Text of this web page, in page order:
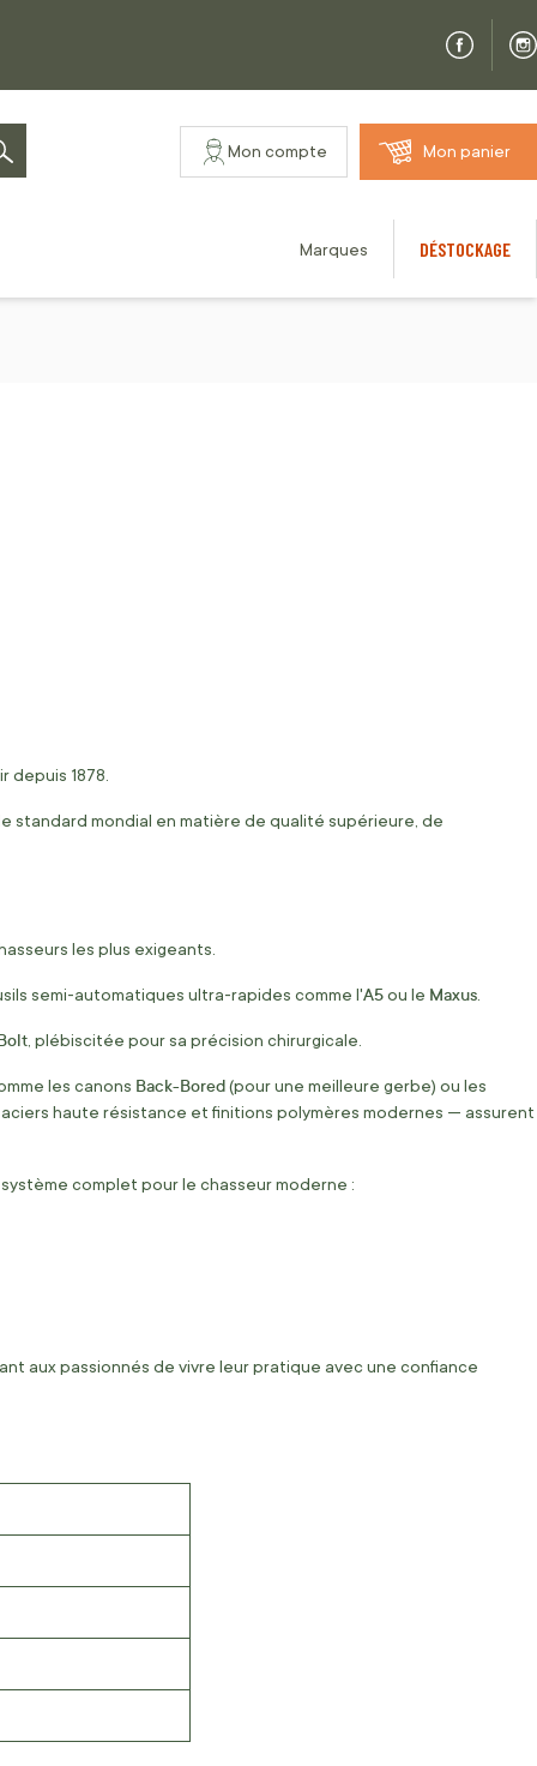
Mon compte Mon panier
Marques DÉSTOCKAGE
1878.
standard mondial en matière de qualité supérieure, de
les plus exigeants.
semi-automatiques ultra-rapides comme l'A5ou le Maxus.
, plébiscitée pour sa précision chirurgicale.
les canons Back-Bored(pour une meilleure gerbe) ou les
haute résistance et finitions polymères modernes — assurent
complet pour le chasseur moderne :
aux passionnés de vivre leur pratique avec une confiance